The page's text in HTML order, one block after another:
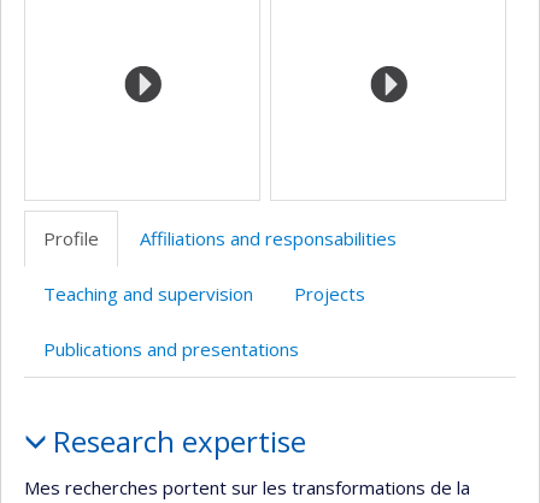
Profile Affiliations and responsabilities
Teaching and supervision Projects
Publications and presentations
Research expertise
Mes recherches portent sur les transformations de la